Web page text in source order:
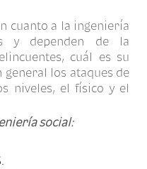
cuanto a la ingeniería
y dependen de la
cuál es su
general los ataques de
niveles, el físico y el
social: